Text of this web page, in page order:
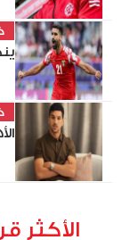
الأكثر